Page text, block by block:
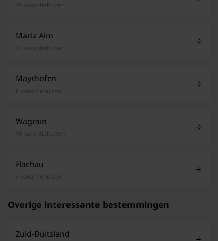
15 vakantiehuizen
Maria Alm
14 vakantiehuizen
Mayrhofen
8 vakantiehuizen
Wagrain
16 vakantiehuizen
Flachau
3 vakantiehuizen
Overige interessante bestemmingen
Zuid-Duitsland